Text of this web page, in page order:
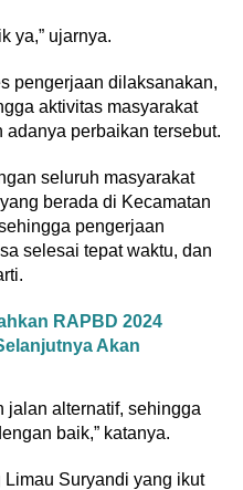
ya,” ujarnya.
pengerjaan dilaksanakan,
aktivitas masyarakat
perbaikan tersebut.
seluruh masyarakat
berada di Kecamatan
pengerjaan
selesai tepat waktu, dan
RAPBD 2024
Akan
jalan alternatif, sehingga
baik,” katanya.
Suryandi yang ikut